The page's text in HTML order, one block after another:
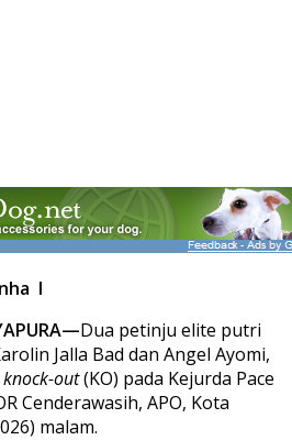
I
Dua petinju elite putri
Jalla Bad dan Angel Ayomi,
knock-out(KO) pada Kejurda Pace
Cenderawasih, APO, Kota
malam.